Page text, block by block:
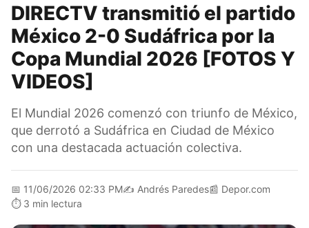
DIRECTV transmitió el partido
México 2-0 Sudáfrica por la
Copa Mundial 2026 [FOTOS Y
VIDEOS]
El Mundial 2026 comenzó con triunfo de México,
que derrotó a Sudáfrica en Ciudad de México
con una destacada actuación colectiva.
📅 11/06/2026 02:33 PM✍️ Andrés Paredes📰 Depor.com
⏱️ 3 min lectura